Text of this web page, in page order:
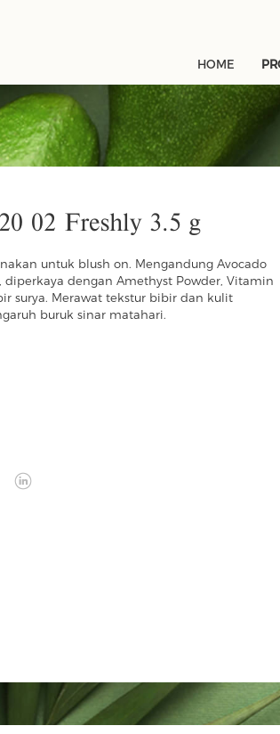
HOME
02 Freshly 3.5 g
untuk blush on. Mengandung Avocado
dengan Amethyst Powder, Vitamin
surya. Merawat tekstur bibir dan kulit
buruk sinar matahari.